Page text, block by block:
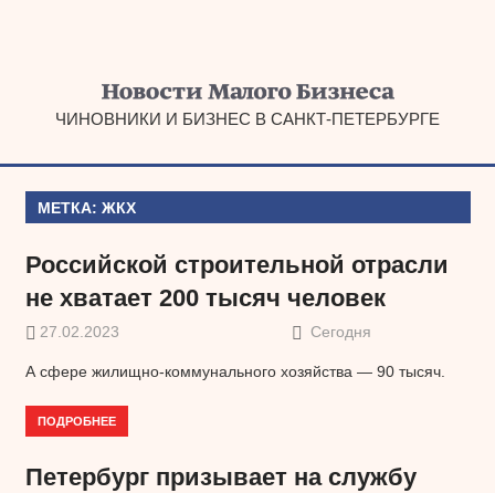
ЧИНОВНИКИ И БИЗНЕС В САНКТ-ПЕТЕРБУРГЕ
МЕТКА: ЖКХ
Российской строительной отрасли
не хватает 200 тысяч человек
27.02.2023 Сегодня
А сфере жилищно-коммунального хозяйства — 90 тысяч.
ПОДРОБНЕЕ
Петербург призывает на службу